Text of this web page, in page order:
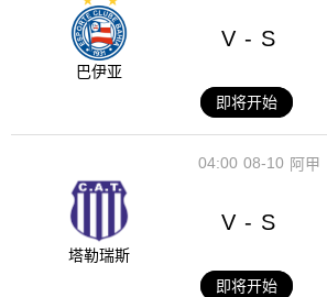
巴伊亚
V - S
即将开始
08-10
04:00 阿甲
塔勒瑞斯
V - S
即将开始